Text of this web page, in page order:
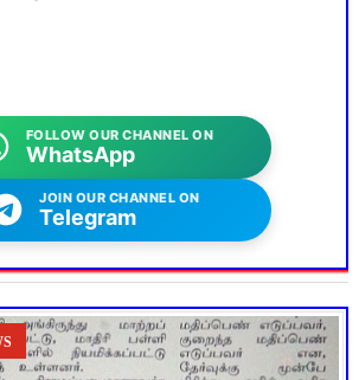
FOLLOW OUR CHANNEL ON
WhatsApp
JOIN OUR CHANNEL ON
Telegram